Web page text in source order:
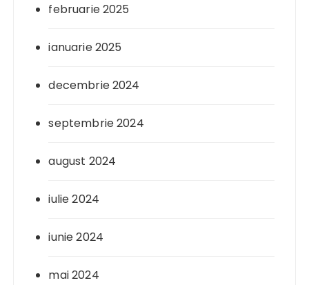
februarie 2025
ianuarie 2025
decembrie 2024
septembrie 2024
august 2024
iulie 2024
iunie 2024
mai 2024